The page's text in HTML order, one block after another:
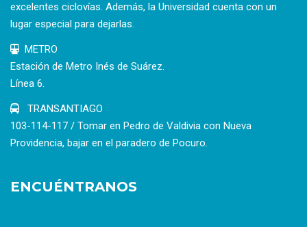
excelentes ciclovías. Además, la Universidad cuenta con un
lugar especial para dejarlas.
METRO
Estación de Metro Inés de Suárez.
Línea 6.
TRANSANTIAGO
103-114-117 / Tomar en Pedro de Valdivia con Nueva
Providencia, bajar en el paradero de Pocuro.
ENCUÉNTRANOS